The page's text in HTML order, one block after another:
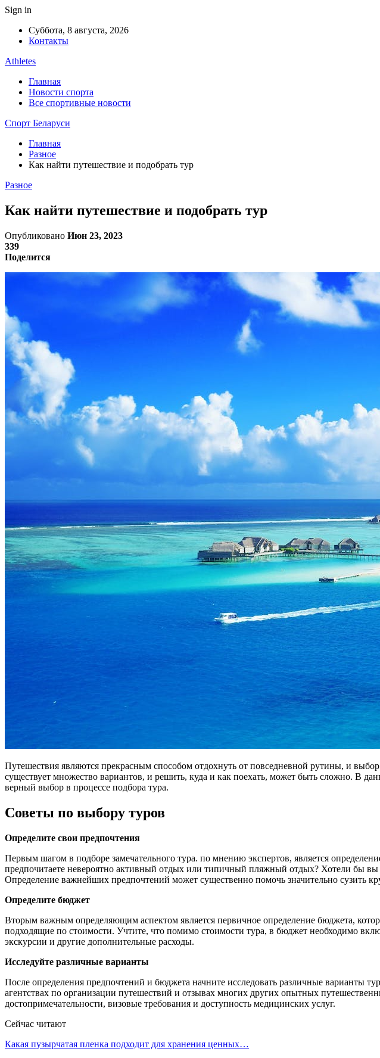
Sign in
Суббота, 8 августа, 2026
Контакты
Athletes
Главная
Новости спорта
Все спортивные новости
Спорт Беларуси
Главная
Разное
Как найти путешествие и подобрать тур
Разное
Как найти путешествие и подобрать тур
Опубликовано Июн 23, 2023
339
Поделится
Путешествия являются прекрасным способом отдохнуть от повседневной рутины, и
существует множество вариантов, и решить, куда и как поехать, может быть сложно. В
верный выбор в процессе подбора тура.
Советы по выбору туров
Определите свои предпочтения
Первым шагом в подборе замечательного тура. по мнению экспертов, является
предпочитаете невероятно активный отдых или типичный пляжный отдых? Хотели бы вы
Определение важнейших предпочтений может существенно помочь значительно сузить
Определите бюджет
Вторым важным определяющим аспектом является первичное определение бюджета,
подходящие по стоимости. Учтите, что помимо стоимости тура, в бюджет необходимо
экскурсии и другие дополнительные расходы.
Исследуйте различные варианты
После определения предпочтений и бюджета начните исследовать различные варианты
агентствах по организации путешествий и отзывах многих других опытных
достопримечательности, визовые требования и доступность медицинских услуг.
Сейчас читают
Какая пузырчатая пленка подходит для хранения ценных…